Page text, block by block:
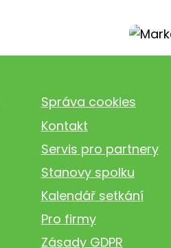
Správa cookies
Kontakt
Servis pro partnery
Stanovy spolku
Kalendář setkání
Pro firmy
Zásady GDPR